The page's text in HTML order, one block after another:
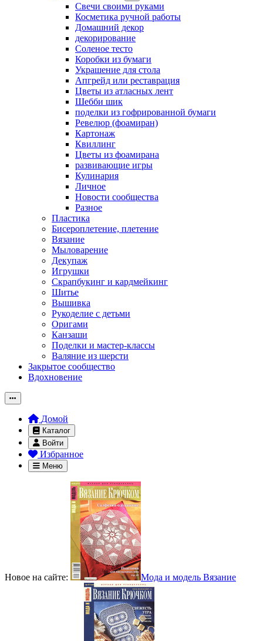
Свечи своими руками
Косметика ручной работы
Домашний декор
декорирование
Соленое тесто
Коробки из бумаги
Украшение для стола
Апгрейд или реставрация
Цветы из атласных лент
Шебби шик
поделки из гофрированной бумаги
Ревелюр (фоамиран)
Картонаж
Квиллинг
Цветы из фоамирана
развивающие игры
Кулинария
Личное
Новости сообщества
Разное
Пластика
Бисероплетение, плетение
Вязание
Мыловарение
Декупаж
Игрушки
Скрапбукинг и кардмейкинг
Шитье
Вышивка
Рукоделие с детьми
Оригами
Канзаши
Поделки и мастер-классы
Валяние из шерсти
Закрытое сообщество
Вдохновение
Домой
Каталог
Войти
Избранное
Меню
Новое на сайте: Мода и модель Вязание